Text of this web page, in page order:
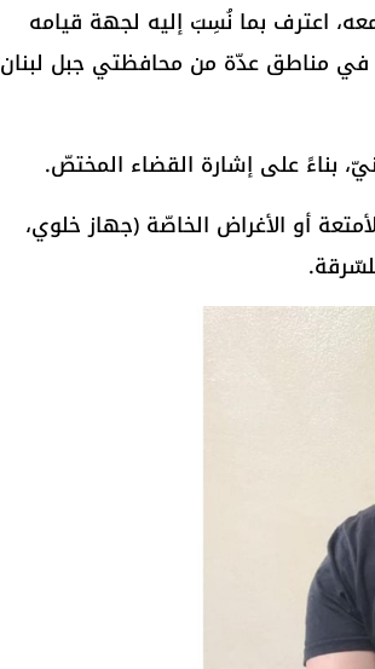
اعترف بما نُسِبَ إليه لجهة قيامه
زجاجها في مناطق عدّة من محافظتي جبل لبنان
بناءً على إشارة القضاء المختصّ.
أو الأغراض الخاصّة (جهاز خلوي،